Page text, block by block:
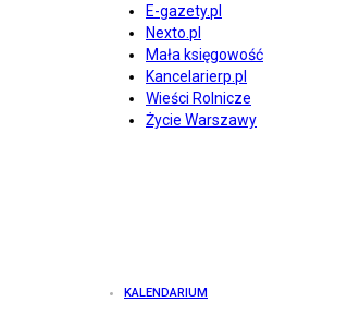
E-gazety.pl
Nexto.pl
Mała księgowość
Kancelarierp.pl
Wieści Rolnicze
Życie Warszawy
KALENDARIUM